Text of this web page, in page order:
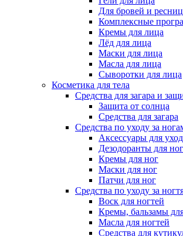
Для бровей и ресниц
Комплексные
Кремы для лица
Лёд для лица
Маски для лица
Масла для лица
Сыворотки для лица
Косметика для тела
Средства для загара и
Защита от солнца
Средства для загара
Средства по уходу за
Аксессуары для
Дезодоранты для ног
Кремы для ног
Маски для ног
Патчи для ног
Средства по уходу за
Воск для ногтей
Кремы, бальзамы
Масла для ногтей
Средства для